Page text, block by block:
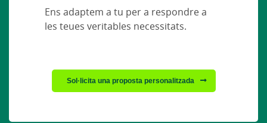
Ens adaptem a tu per a respondre a
les teues veritables necessitats.
Sol·licita una proposta personalitzada